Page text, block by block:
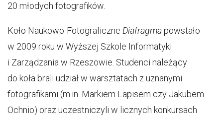
20 młodych fotografików.
Koło Naukowo-Fotograficzne Diafragmapowstało
w 2009 roku w Wyższej Szkole Informatyki
i Zarządzania w Rzeszowie. Studenci należący
do koła brali udział w warsztatach z uznanymi
fotografikami (m.in. Markiem Lapisem czy Jakubem
Ochnio) oraz uczestniczyli w licznych konkursach